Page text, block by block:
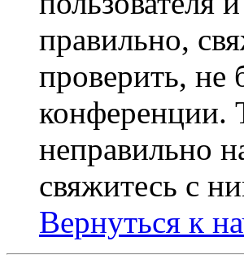
правильно,
проверить, не
конференции.
неправильно
свяжитесь с
Вернуться к